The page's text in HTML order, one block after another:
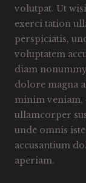
volutpat. Ut
exerci tation
perspiciatis,
voluptatem
diam
dolore magna
minim veniam,
ullamcorper
unde omnis
accusantium
aperiam.